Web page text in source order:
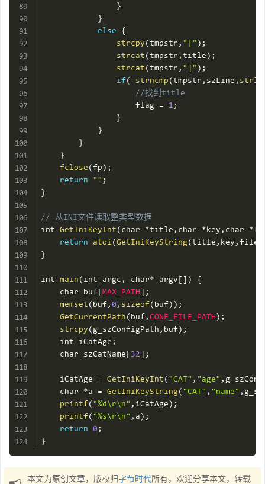
}
}
else
{
strcpy (tmpstr , "[" ) ;
strcat (tmpstr ,title ) ;
strcat (tmpstr , "]" ) ;
if( strncmp (tmpstr , szLine ,
//找到title
                    flag
= 1 ;
}
}
}
}
fclose (fp ) ;
return
"" ;
}
// 从INI文件读取整类型数据
int GetIniKeyInt ( char *title , char *key , char *
return
atoi (GetIniKeyString(title , key ,
}
int main ( int argc , char* argv [ ] )
{
    char buf
[MAX_PATH ] ;
memset ( buf,0 , sizeof( buf) ) ;
GetCurrentPath ( buf,CONF_FILE_PATH ) ;
strcpy ( g_szConfigPath , buf) ;
    int iCatAge
;
    char szCatName
[ 32 ] ;
    iCatAge
= GetIniKeyInt ( "CAT" , "age" ,
    char
*a = GetIniKeyString( "CAT" , "name" ,
printf( "%d\r\n" , iCatAge ) ;
printf( "%s\r\n" , a ) ;
return
0 ;
}
本文为原创文章，版权归字节时代所有，欢迎分享本文，转载